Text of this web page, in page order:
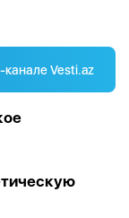
канале Vesti.az